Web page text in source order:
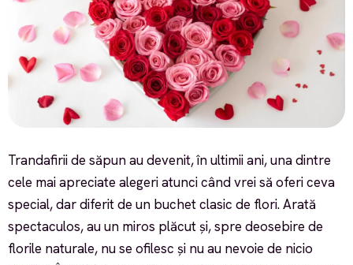
Trandafirii de săpun au devenit, în ultimii ani, una dintre
cele mai apreciate alegeri atunci când vrei să oferi ceva
special, dar diferit de un buchet clasic de flori. Arată
spectaculos, au un miros plăcut și, spre deosebire de
florile naturale, nu se ofilesc și nu au nevoie de nicio